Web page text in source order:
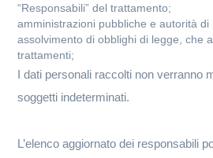
“Responsabili” del trattamento;
amministrazioni pubbliche e autorità di
assolvimento di obblighi di legge, che
trattamenti;
I dati personali raccolti non verranno
soggetti indeterminati.
L’elenco aggiornato dei responsabili